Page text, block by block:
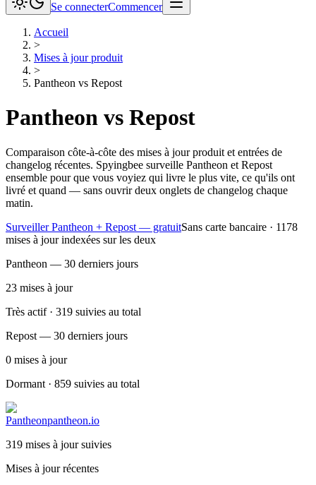
Se connecterCommencer
Accueil
>
Mises à jour produit
>
Pantheon vs Repost
Pantheon vs Repost
Comparaison côte-à-côte des mises à jour produit et entrées de
changelog récentes. Spyingbee surveille Pantheon et Repost
ensemble pour que vous voyiez qui livre le plus vite, ce qu'ils ont
livré et quand — sans ouvrir deux onglets de changelog chaque
matin.
Surveiller Pantheon + Repost — gratuitSans carte bancaire · 1178
mises à jour indexées sur les deux
Pantheon — 30 derniers jours
23 mises à jour
Très actif · 319 suivies au total
Repost — 30 derniers jours
0 mises à jour
Dormant · 859 suivies au total
Pantheonpantheon.io
319 mises à jour suivies
Mises à jour récentes